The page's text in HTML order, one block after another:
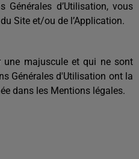
d’Utilisation, vous
Site et/ou de l’Application.
une majuscule et qui ne sont
Générales d'Utilisation ont la
dans les Mentions légales.